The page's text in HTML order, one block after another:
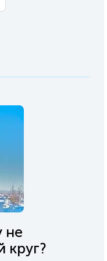
не
круг?